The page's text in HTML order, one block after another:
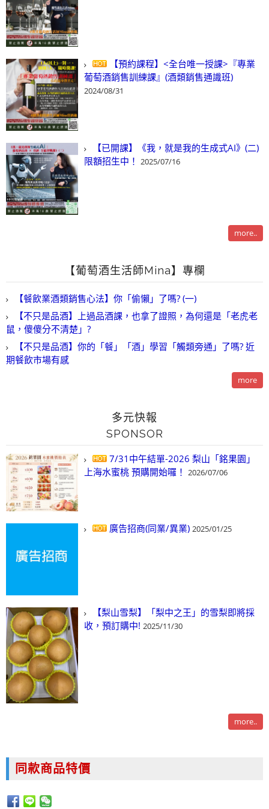
【預約課程】<全台唯一授課>『專業
葡萄酒銷售訓練課』(酒類銷售通識班)
2024/08/31
【已開課】《我，就是我的生成式AI》(二)
限額招生中！ 2025/07/16
more..
【葡萄酒生活師Mina】專欄
【餐飲業酒類銷售心法】你「偷懶」了嗎? (一)
【不只是品酒】上過品酒課，也拿了證照，為何還是「老虎老
鼠，傻傻分不清楚」?
【不只是品酒】你的「餐」「酒」學習「觸類旁通」了嗎? 近
期餐飲市場有感
more
多元快報
SPONSOR
7/31中午結單-2026 梨山「銘果園」
上海水蜜桃 預購開始囉！ 2026/07/06
廣告招商(同業/異業) 2025/01/25
【梨山雪梨】「梨中之王」的雪梨即將採
收，預訂購中! 2025/11/30
more..
同款商品特價